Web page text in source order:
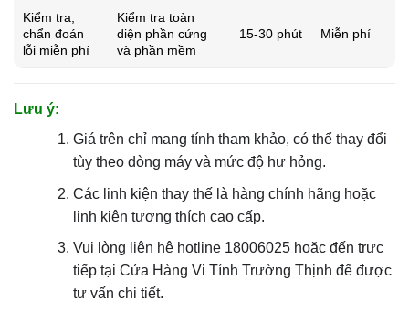
Kiểm tra,
chẩn đoán
lỗi miễn phí
Kiểm tra toàn
diện phần cứng
và phần mềm
15-30 phút Miễn phí
Lưu ý:
Giá trên chỉ mang tính tham khảo, có thể thay đổi
tùy theo dòng máy và mức độ hư hỏng.
Các linh kiện thay thế là hàng chính hãng hoặc
linh kiện tương thích cao cấp.
Vui lòng liên hệ hotline 18006025 hoặc đến trực
tiếp tại Cửa Hàng Vi Tính Trường Thịnh để được
tư vấn chi tiết.